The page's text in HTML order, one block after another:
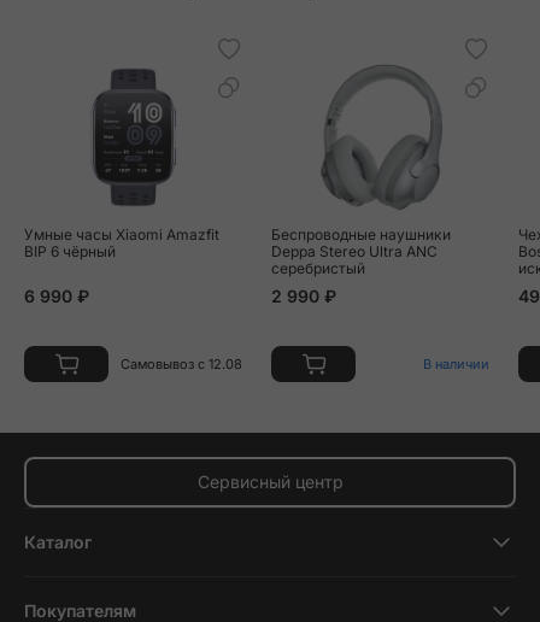
Умные часы Xiaomi Amazfit
BIP 6 чёрный
6 990 ₽
Самовывоз с 12.08
Беспроводные наушники
Deppa Stereo Ultra ANC
серебристый
2 990 ₽
В наличии
Сервисный центр
Каталог
Покупателям